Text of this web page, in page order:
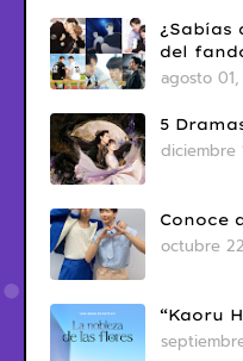
¿Sabías
del
agosto
5
diciembre
Conoce
octubre
“Kaoru